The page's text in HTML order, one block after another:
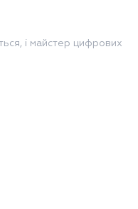
і майстер цифрових